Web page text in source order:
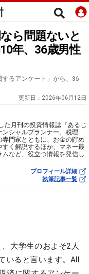
ら問題ないと
年、36歳男性
るアンケート」から、36
更新日： 2026年06月12日
た月刊の投資情報誌『あるじ
シャルプランナー、税理
門家とともに、お金の貯め
く解説するほか、マネー最
など、役立つ情報を発信し
プロフィール詳細
執筆記事一覧
大学生のおよそ2人
いると言います。All